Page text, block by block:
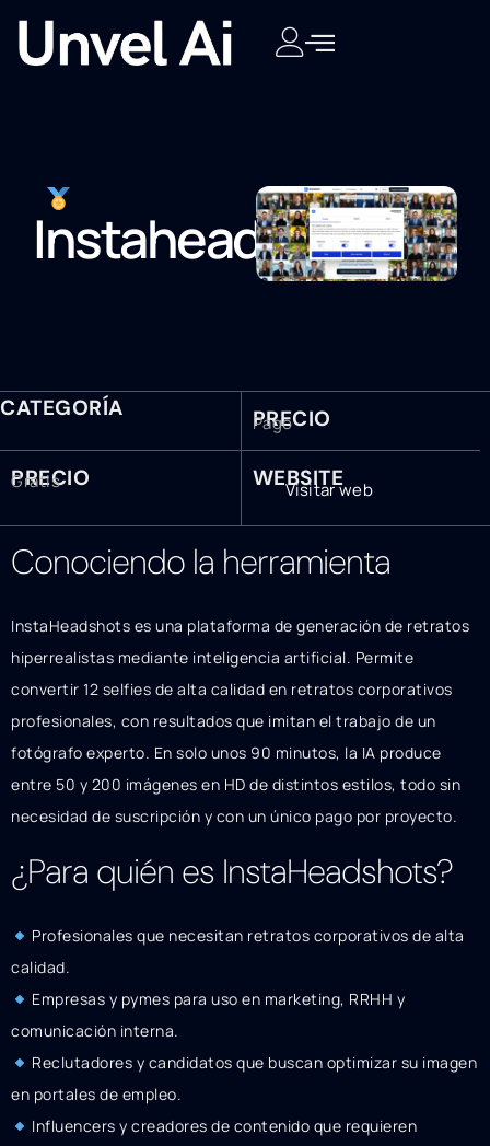
Instaheadshots
CATEGORÍA PRECIO
Pago
PRECIO
Gratis WEBSITE
Visitar web
Conociendo la herramienta
InstaHeadshots es una plataforma de generación de retratos
hiperrealistas mediante inteligencia artificial. Permite
convertir 12 selfies de alta calidad en retratos corporativos
profesionales, con resultados que imitan el trabajo de un
fotógrafo experto. En solo unos 90 minutos, la IA produce
entre 50 y 200 imágenes en HD de distintos estilos, todo sin
necesidad de suscripción y con un único pago por proyecto.
¿Para quién es InstaHeadshots?
Profesionales que necesitan retratos corporativos de alta
calidad.
Empresas y pymes para uso en marketing, RRHH y
comunicación interna.
Reclutadores y candidatos que buscan optimizar su imagen
en portales de empleo.
Influencers y creadores de contenido que requieren